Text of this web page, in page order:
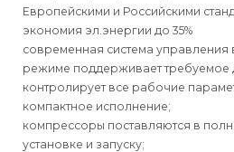
Европейскими и Российскими
экономия эл.энергии до 35%
современная система управления
режиме поддерживает требуемое
контролирует все рабочие
компактное исполнение;
компрессоры поставляются в
установке и запуску;